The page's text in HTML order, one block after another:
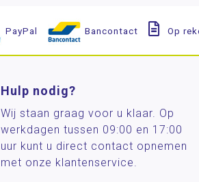
PayPal Bancontact Op
Hulp nodig?
Wij staan graag voor u klaar. Op
werkdagen tussen 09:00 en 17:00
uur kunt u direct contact opnemen
met onze klantenservice.